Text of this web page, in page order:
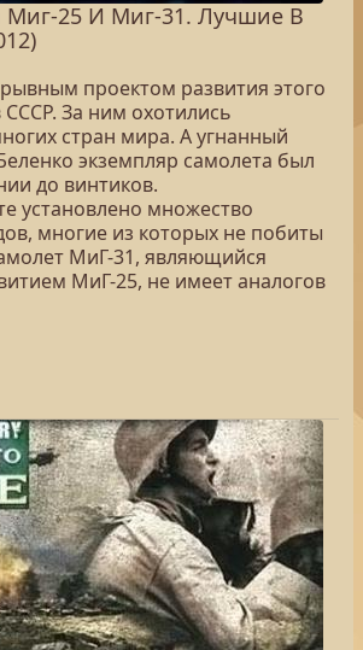
Миг-25 И Миг-31. Лучшие В
проектом развития этого
СССР. За ним охотились
стран мира. А угнанный
экземпляр самолета был
до винтиков.
установлено множество
многие из которых не побиты
МиГ-31, являющийся
МиГ-25, не имеет аналогов